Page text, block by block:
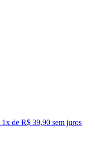
1x de R$ 39,90 sem juros